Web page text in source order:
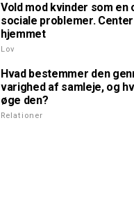
Vold mod kvinder som
sociale problemer.
hjemmet
Lov
Hvad bestemmer den
varighed af samleje, og
øge den?
Relationer